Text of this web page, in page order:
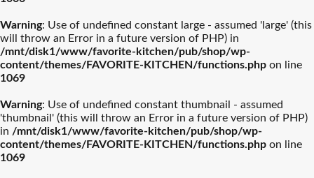
Warning: Use of undefined constant large - assumed 'large' (this
will throw an Error in a future version of PHP) in
/mnt/disk1/www/favorite-kitchen/pub/shop/wp-
content/themes/FAVORITE-KITCHEN/functions.php on line
1069
Warning: Use of undefined constant thumbnail - assumed
'thumbnail' (this will throw an Error in a future version of PHP)
in /mnt/disk1/www/favorite-kitchen/pub/shop/wp-
content/themes/FAVORITE-KITCHEN/functions.php on line
1069